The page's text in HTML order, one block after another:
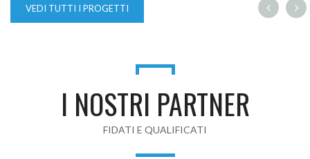
VEDI TUTTI I PROGETTI
I NOSTRI PARTNER
FIDATI E QUALIFICATI